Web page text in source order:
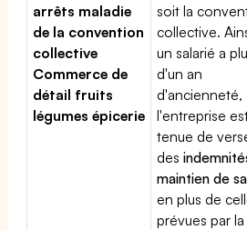
arrêts maladie
de la convention
collective
Commerce de
détail fruits
légumes épicerie
soit la
collective.
un salarié a
d'un an
d'ancienneté,
l'entreprise
tenue de
des
maintien de
en plus de
prévues par la